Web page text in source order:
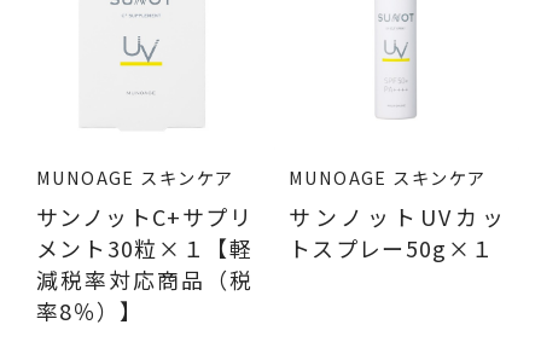
サプリメント
THE KAHALA Bath Amenities
ザ・カハラ バスアメニティ
est're
提携ブランド
MUNOAGE スキンケア
サンノットC+サプリ
メント30粒×１【軽
減税率対応商品（税
率8％）】
MUNOAGE スキンケア
サンノットUVカッ
トスプレー50g×１